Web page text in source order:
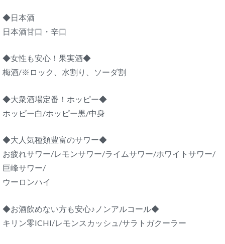
◆日本酒
日本酒甘口・辛口
◆女性も安心！果実酒◆
梅酒/※ロック、水割り、ソーダ割
◆大衆酒場定番！ホッピー◆
ホッピー白/ホッピー黒/中身
◆大人気種類豊富のサワー◆
お疲れサワー/レモンサワー/ライムサワー/ホワイトサワー/
巨峰サワー/
ウーロンハイ
◆お酒飲めない方も安心♪ノンアルコール◆
キリン零ICHI/レモンスカッシュ/サラトガクーラー